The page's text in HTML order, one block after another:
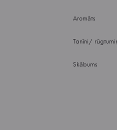
Aromāts
Tanīni/
Skābums